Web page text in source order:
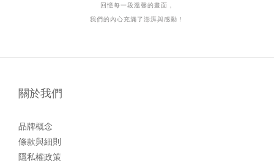
回憶每一段溫馨的畫面，
我們的內心充滿了澎湃與感動！
關於我們
品牌概念
條款與細則
隱私權政策